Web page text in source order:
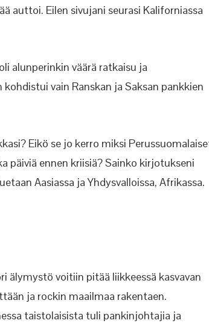
auttoi. Eilen sivujani seurasi Kaliforniassa
alunperinkin väärä ratkaisu ja
vain Ranskan ja Saksan pankkien
Eikö se jo kerro miksi
päiviä ennen kriisiä? Sainko kirjotukseni
Aasiassa ja Yhdysvalloissa, Afrikassa.
älymystö voitiin pitää liikkeessä kasvavan
ja rockin maailmaa rakentaen.
taistolaisista tuli pankinjohtajia ja